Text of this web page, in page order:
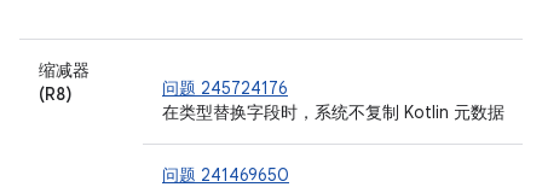
缩减器
(R8)
问题 245724176
在类型替换字段时，系统不复制 Kotlin 元数据
问题 241469650